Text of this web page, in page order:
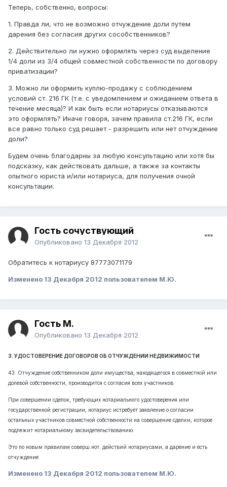
Теперь, собственно, вопросы:
1. Правда ли, что не возможно отчуждение доли путем
дарения без согласия других сособственников?
2. Действительно ли нужно оформлять через суд выделение
1/4 доли из 3/4 общей совместной собственности по договору
приватизации?
3. Можно ли оформить куплю-продажу с соблюдением
условий ст. 216 ГК (т.е. с уведомлением и ожиданием ответа в
течение месяца)? И как быть если нотариусы отказываются
это оформлять? Иначе говоря, зачем правила ст.216 ГК, если
все равно только суд решает - разрешить или нет отчуждение
доли?
Будем очень благодарны за любую консультацию или хотя бы
подсказку, как действовать дальше, а также за контакты
опытного юриста и/или нотариуса, для получения очной
консультации.
Гость сочуствующий
Опубликовано 13 Декабря 2012
Обратитесь к нотариусу 87773071179
Изменено 13 Декабря 2012 пользователем М.Ю.
Гость М.
Опубликовано 13 Декабря 2012
3. УДОСТОВЕРЕНИЕ ДОГОВОРОВ ОБ ОТЧУЖДЕНИИ НЕДВИЖИМОСТИ
43. Отчуждение собственником доли имущества, находящегося в совместной или
долевой собственности, производится с согласия всех участников.
При совершении сделок, требующих нотариального удостоверения или
государственной регистрации, нотариус истребует заявление о согласии
остальных участников совместной собственности на совершение сделки, которое
подлежит нотариальному засвидетельствованию.
Это по новым правилам соверш.нот. действий нотариусами, а дарение и есть
отчуждение
Изменено 13 Декабря 2012 пользователем М.Ю.